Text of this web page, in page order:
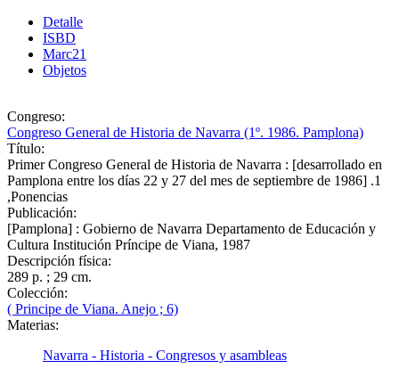
Detalle
ISBD
Marc21
Objetos
Congreso:
Congreso General de Historia de Navarra (1º. 1986. Pamplona)
Título:
Primer Congreso General de Historia de Navarra : [desarrollado en
Pamplona entre los días 22 y 27 del mes de septiembre de 1986] .1
,Ponencias
Publicación:
[Pamplona] : Gobierno de Navarra Departamento de Educación y
Cultura Institución Príncipe de Viana, 1987
Descripción física:
289 p. ; 29 cm.
Colección:
( Principe de Viana. Anejo ; 6)
Materias:
Navarra - Historia - Congresos y asambleas